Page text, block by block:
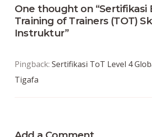
One thought on “Sertifikasi
Training of Trainers (TOT)
Instruktur”
Pingback: Sertifikasi ToT Level 4
Tigafa